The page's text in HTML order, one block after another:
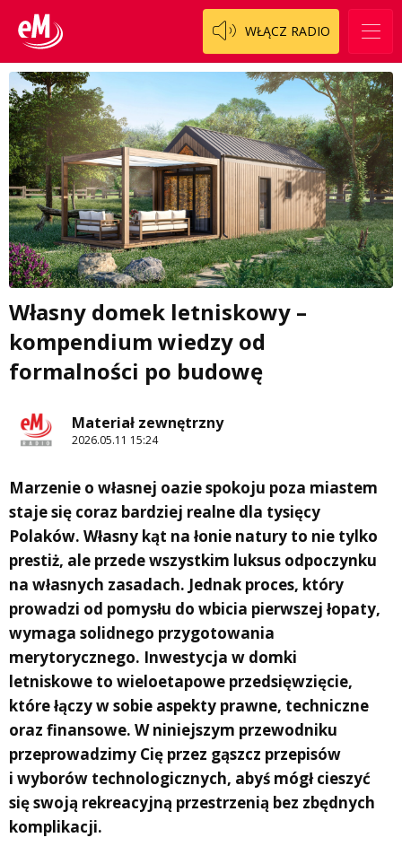
WŁĄCZ RADIO
Własny domek letniskowy –
kompendium wiedzy od
formalności po budowę
Materiał zewnętrzny
2026.05.11 15:24
Marzenie o własnej oazie spokoju poza miastem
staje się coraz bardziej realne dla tysięcy
Polaków. Własny kąt na łonie natury to nie tylko
prestiż, ale przede wszystkim luksus odpoczynku
na własnych zasadach. Jednak proces, który
prowadzi od pomysłu do wbicia pierwszej łopaty,
wymaga solidnego przygotowania
merytorycznego. Inwestycja w domki
letniskowe to wieloetapowe przedsięwzięcie,
które łączy w sobie aspekty prawne, techniczne
oraz finansowe. W niniejszym przewodniku
przeprowadzimy Cię przez gąszcz przepisów
i wyborów technologicznych, abyś mógł cieszyć
się swoją rekreacyjną przestrzenią bez zbędnych
komplikacji.